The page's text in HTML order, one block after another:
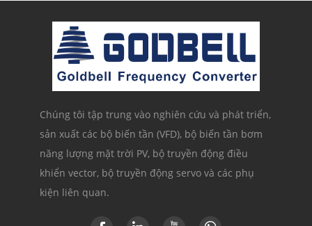
Chúng tôi tập trung vào nghiên cứu và phát triển,
sản xuất các bộ biến tần (VFD), bộ biến tần bơm
năng lượng mặt trời PV, bộ truyền động điều
khiển vector, bộ truyền động servo và các phụ
kiện liên quan.